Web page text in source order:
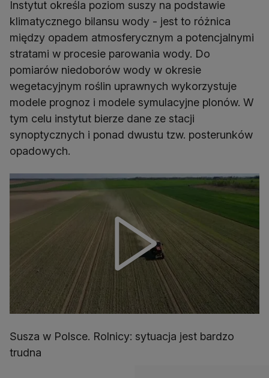
Instytut określa poziom suszy na podstawie
klimatycznego bilansu wody - jest to różnica
między opadem atmosferycznym a potencjalnymi
stratami w procesie parowania wody. Do
pomiarów niedoborów wody w okresie
wegetacyjnym roślin uprawnych wykorzystuje
modele prognoz i modele symulacyjne plonów. W
tym celu instytut bierze dane ze stacji
synoptycznych i ponad dwustu tzw. posterunków
opadowych.
Susza w Polsce. Rolnicy: sytuacja jest bardzo
trudna